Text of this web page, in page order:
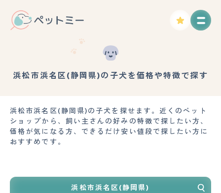
浜松市浜名区(静岡県)の子犬を価格や特徴で探す
浜松市浜名区(静岡県)の子犬を探せます。近くのペット
ショップから、飼い主さんの好みの特徴で探したい方、
価格が気になる方、できるだけ安い値段で探したい方に
おすすめです。
浜松市浜名区(静岡県)